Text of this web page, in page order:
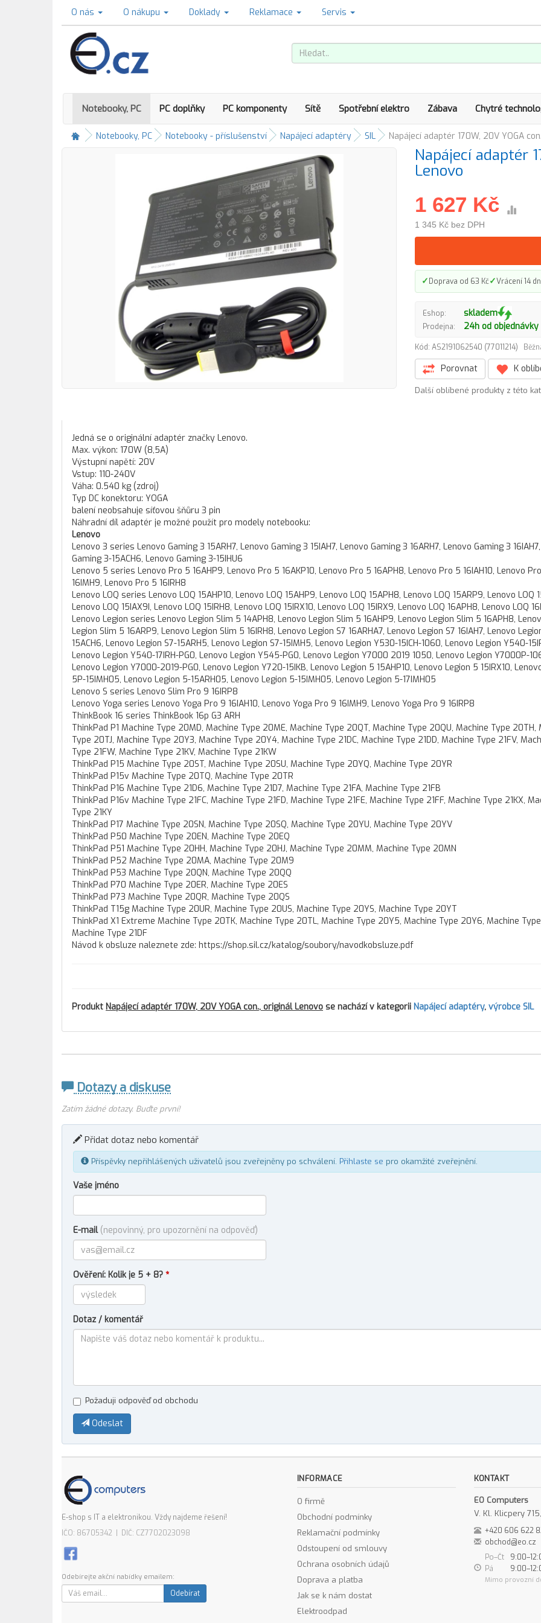
O nás O nákupu Doklady Reklamace Servis
Notebooky, PC PC doplňky PC komponenty Sítě Spotřební elektro Zábava Chytré
Notebooky, PC Notebooky - příslušenství Napájecí adaptéry SIL Napájecí adaptér 170W, 20V YOGA
Napájecí adaptér
Lenovo
1 627 Kč
1 345 Kč bez DPH
✓Doprava od 63 Kč✓Vrácení 14
Eshop: skladem
Prodejna: 24h od objednávky
Kód: AS2191062540 (77011214)
Porovnat K
Další oblíbené produkty z této
Jedná se o originální adaptér značky Lenovo.
Max. výkon: 170W (8,5A)
Výstupní napětí: 20V
Vstup: 110-240V
Váha: 0.540 kg (zdroj)
Typ DC konektoru: YOGA
balení neobsahuje síťovou šňůru 3 pin
Náhradní díl adaptér je možné použít pro modely notebooku:
Lenovo
Lenovo 3 series Lenovo Gaming 3 15ARH7, Lenovo Gaming 3 15IAH7, Lenovo Gaming 3 16ARH7, Lenovo Gaming 3
Gaming 3-15ACH6, Lenovo Gaming 3-15IHU6
Lenovo 5 series Lenovo Pro 5 16AHP9, Lenovo Pro 5 16AKP10, Lenovo Pro 5 16APH8, Lenovo Pro 5 16IAH10, Lenovo
16IMH9, Lenovo Pro 5 16IRH8
Lenovo LOQ series Lenovo LOQ 15AHP10, Lenovo LOQ 15AHP9, Lenovo LOQ 15APH8, Lenovo LOQ 15ARP9, Lenovo LOQ
Lenovo LOQ 15IAX9I, Lenovo LOQ 15IRH8, Lenovo LOQ 15IRX10, Lenovo LOQ 15IRX9, Lenovo LOQ 16APH8, Lenovo LOQ
Lenovo Legion series Lenovo Legion Slim 5 14APH8, Lenovo Legion Slim 5 16AHP9, Lenovo Legion Slim 5 16APH8,
Legion Slim 5 16ARP9, Lenovo Legion Slim 5 16IRH8, Lenovo Legion S7 16ARHA7, Lenovo Legion S7 16IAH7, Lenovo
15ACH6, Lenovo Legion S7-15ARH5, Lenovo Legion S7-15IMH5, Lenovo Legion Y530-15ICH-1060, Lenovo Legion Y540-
Lenovo Legion Y540-17IRH-PG0, Lenovo Legion Y545-PG0, Lenovo Legion Y7000 2019 1050, Lenovo Legion Y7000P-
Lenovo Legion Y7000-2019-PG0, Lenovo Legion Y720-15IKB, Lenovo Legion 5 15AHP10, Lenovo Legion 5 15IRX10,
5P-15IMH05, Lenovo Legion 5-15ARH05, Lenovo Legion 5-15IMH05, Lenovo Legion 5-17IMH05
Lenovo S series Lenovo Slim Pro 9 16IRP8
Lenovo Yoga series Lenovo Yoga Pro 9 16IAH10, Lenovo Yoga Pro 9 16IMH9, Lenovo Yoga Pro 9 16IRP8
ThinkBook 16 series ThinkBook 16p G3 ARH
ThinkPad P1 Machine Type 20MD, Machine Type 20ME, Machine Type 20QT, Machine Type 20QU, Machine Type 20TH,
Type 20TJ, Machine Type 20Y3, Machine Type 20Y4, Machine Type 21DC, Machine Type 21DD, Machine Type 21FV,
Type 21FW, Machine Type 21KV, Machine Type 21KW
ThinkPad P15 Machine Type 20ST, Machine Type 20SU, Machine Type 20YQ, Machine Type 20YR
ThinkPad P15v Machine Type 20TQ, Machine Type 20TR
ThinkPad P16 Machine Type 21D6, Machine Type 21D7, Machine Type 21FA, Machine Type 21FB
ThinkPad P16v Machine Type 21FC, Machine Type 21FD, Machine Type 21FE, Machine Type 21FF, Machine Type 21KX,
Type 21KY
ThinkPad P17 Machine Type 20SN, Machine Type 20SQ, Machine Type 20YU, Machine Type 20YV
ThinkPad P50 Machine Type 20EN, Machine Type 20EQ
ThinkPad P51 Machine Type 20HH, Machine Type 20HJ, Machine Type 20MM, Machine Type 20MN
ThinkPad P52 Machine Type 20MA, Machine Type 20M9
ThinkPad P53 Machine Type 20QN, Machine Type 20QQ
ThinkPad P70 Machine Type 20ER, Machine Type 20ES
ThinkPad P73 Machine Type 20QR, Machine Type 20QS
ThinkPad T15g Machine Type 20UR, Machine Type 20US, Machine Type 20YS, Machine Type 20YT
ThinkPad X1 Extreme Machine Type 20TK, Machine Type 20TL, Machine Type 20Y5, Machine Type 20Y6, Machine Type
Machine Type 21DF
Návod k obsluze naleznete zde: https://shop.sil.cz/katalog/soubory/navodkobsluze.pdf
Produkt Napájecí adaptér 170W, 20V YOGA con., originál Lenovo se nachází v kategorii Napájecí adaptéry, výrobce SIL
Dotazy a diskuse
Zatím žádné dotazy. Buďte první!
Přidat dotaz nebo komentář
Příspěvky nepřihlášených uživatelů jsou zveřejněny po schválení. Přihlaste se pro okamžité zveřejnění.
Vaše jméno
E-mail (nepovinný, pro upozornění na odpověď)
Ověření: Kolik je 5 + 8? *
Dotaz / komentář
Požaduji odpověď od obchodu
Odeslat
E-shop s IT a elektronikou. Vždy najdeme řešení!
IČO: 86705342 | DIČ: CZ7702023098
Odebírejte akční nabídky emailem:
Odebírat
INFORMACE
O firmě
Obchodní podmínky
Reklamační podmínky
Odstoupení od smlouvy
Ochrana osobních údajů
Doprava a platba
Jak se k nám dostat
Elektroodpad
KONTAKT
EO Computers
V. Kl. Klicpery
+420 606 622
obchod@eo.cz
Po–Čt
Pá
Mimo provozní